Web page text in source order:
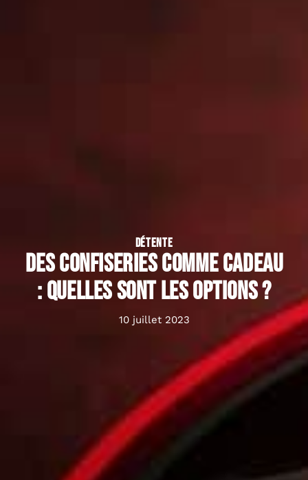
DÉTENTE
Des confiseries comme cadeau
: quelles sont les options ?
10 juillet 2023